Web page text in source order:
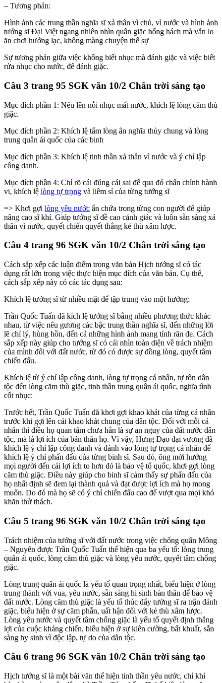
– Tương phản:
Hình ảnh các trung thần nghĩa sĩ xả thân vì chủ, vì nước và hình ảnh
tướng sĩ Đại Việt ngang nhiên nhìn quân giặc hống hách mà vẫn lo
ăn chơi hưởng lạc, không màng chuyện thế sự
Sự tương phản giữa việc không biết nhục mà đánh giặc và việc biết
rửa nhục cho nước, để đánh giặc.
Câu 3 trang 95 SGK văn 10/2 Chân trời sáng tạo
Mục đích phần 1: Nêu lên nỗi nhục mất nước, khích lệ lòng căm thù
giặc.
Mục đích phần 2: Khích lệ tấm lòng ân nghĩa thủy chung và lòng
trung quân ái quốc của các binh
Mục đích phần 3: Khích lệ tinh thần xả thân vì nước và ý chí lập
công danh.
Mục đích phần 4: Chỉ rõ cái đúng cái sai để qua đó chấn chỉnh hành
vi, khích lệ lòng tự trọng và liêm sỉ của từng tướng sĩ
=> Khơi gợi lòng yêu nước ẩn chứa trong từng con người để giúp
nâng cao sĩ khí. Giúp tướng sĩ đề cao cảnh giác và luôn sẵn sàng xả
thân vì nước, quyết chiến quyết thắng kẻ thù xâm lược.
Câu 4 trang 96 SGK văn 10/2 Chân trời sáng tạo
Cách sắp xếp các luận điểm trong văn bản Hịch tướng sĩ có tác
dụng rất lớn trong việc thực hiện mục đích của văn bản. Cụ thể,
cách sắp xếp này có các tác dụng sau:
Khích lệ tướng sĩ từ nhiều mặt để tập trung vào một hướng:
Trần Quốc Tuấn đã kích lệ tướng sĩ bằng nhiều phương thức khác
nhau, từ việc nêu gương các bậc trung thần nghĩa sĩ, đến những lời
lẽ chí lý, hùng hồn, đến cả những hình ảnh mang tính răn đe. Cách
sắp xếp này giúp cho tướng sĩ có cái nhìn toàn diện về trách nhiệm
của mình đối với đất nước, từ đó có được sự đồng lòng, quyết tâm
chiến đấu.
Khích lệ từ ý chí lập công danh, lòng tự trọng cá nhân, tự tôn dân
tộc đến lòng căm thù giặc, tinh thần trung quân ái quốc, nghĩa tình
cốt nhục:
Trước hết, Trần Quốc Tuấn đã khơi gợi khao khát của từng cá nhân
trước khi gợi lên cái khao khát chung của dân tộc. Đối với mỗi cá
nhân thì điều họ quan tâm chưa hẳn là sự an nguy của đất nước dân
tộc, mà là lợi ích của bản thân họ. Vì vậy, Hưng Đạo đại vương đã
khích lệ ý chí lập công danh và đánh vào lòng tự trọng cá nhân để
khích lệ ý chí phấn đấu của từng binh sĩ. Sau đó, ông mới hướng
mọi người đến cái lợi ích to hơn đó là bảo vệ tổ quốc, khơi gợi lòng
căm thù giặc. Điều này giúp cho binh sĩ cảm thấy sự phấn đấu của
họ nhất định sẽ đem lại thành quả và đạt được lợi ích mà họ mong
muốn. Do đó mà họ sẽ có ý chí chiến đấu cao để vượt qua mọi khó
khăn thử thách.
Câu 5 trang 96 SGK văn 10/2 Chân trời sáng tạo
Trách nhiệm của tướng sĩ với đất nước trong việc chống quân Mông
– Nguyên được Trần Quốc Tuấn thể hiện qua ba yếu tố: lòng trung
quân ái quốc, lòng căm thù giặc và lòng yêu nước, quyết tâm chống
giặc.
Lòng trung quân ái quốc là yếu tố quan trọng nhất, biểu hiện ở lòng
trung thành với vua, yêu nước, sẵn sàng hi sinh bản thân để bảo vệ
đất nước. Lòng căm thù giặc là yếu tố thúc đẩy tướng sĩ ra trận đánh
giặc, biểu hiện ở sự căm phẫn, uất hận đối với kẻ thù xâm lược.
Lòng yêu nước và quyết tâm chống giặc là yếu tố quyết định thắng
lợi của cuộc kháng chiến, biểu hiện ở sự kiên cường, bất khuất, sẵn
sàng hy sinh vì độc lập, tự do của dân tộc.
Câu 6 trang 96 SGK văn 10/2 Chân trời sáng tạo
Hịch tướng sĩ là một bài văn thể hiện tinh thần yêu nước, chí khí